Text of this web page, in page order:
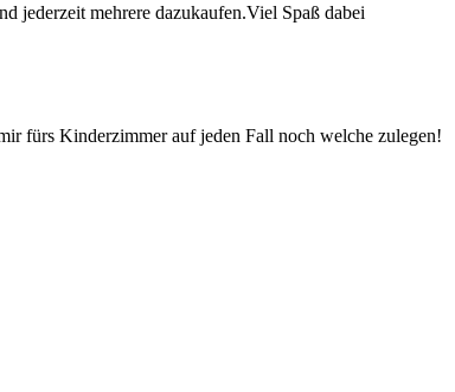
jederzeit mehrere dazukaufen.Viel Spaß dabei
fürs Kinderzimmer auf jeden Fall noch welche zulegen!